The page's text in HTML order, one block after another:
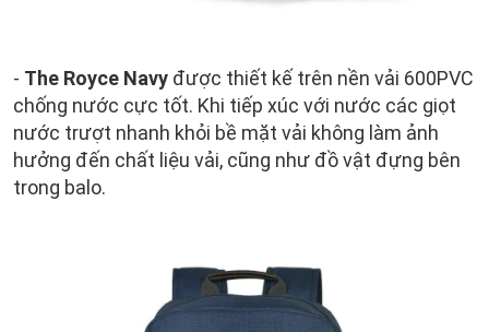
- The Royce Navy được thiết kế trên nền vải 600PVC
chống nước cực tốt. Khi tiếp xúc với nước các giọt
nước trượt nhanh khỏi bề mặt vải không làm ảnh
hưởng đến chất liệu vải, cũng như đồ vật đựng bên
trong balo.